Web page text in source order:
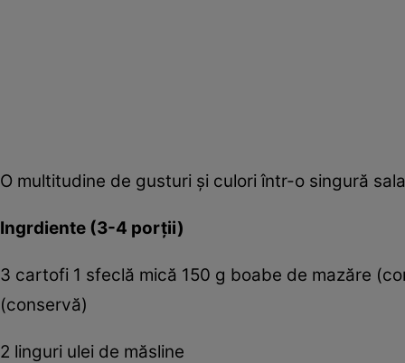
O multitudine de gusturi şi culori într-o singură
Ingrdiente (3-4 porţii)
3 cartofi 1 sfeclă mică 150 g boabe de mazăre
(conservă)
2 linguri ulei de măsline